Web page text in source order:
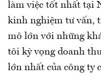
làm việc tốt nhất tại
kinh nghiệm tư vấn,
mô lớn với những
tôi kỳ vọng doanh
lớn nhất của công ty